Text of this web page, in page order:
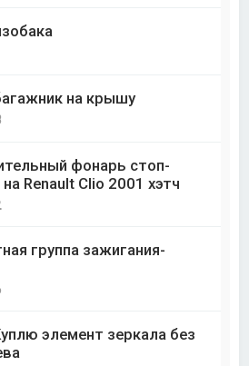
на крышу
фонарь стоп-
на Renault Clio 2001 хэтч
группа зажигания-
элемент зеркала без